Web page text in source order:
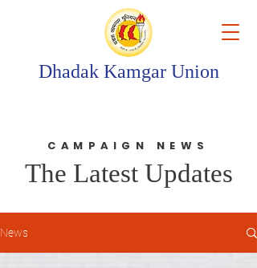
Dhadak Kamgar Union
CAMPAIGN NEWS
The Latest Updates
News